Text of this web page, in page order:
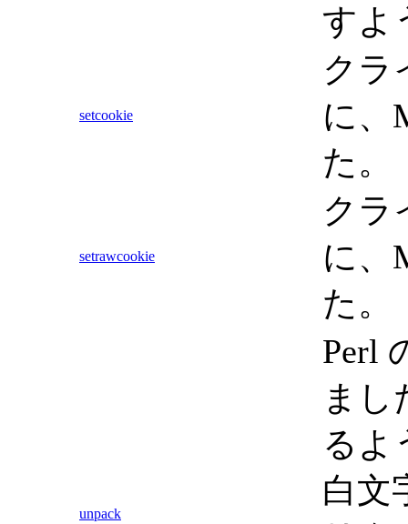
すよ
setcookie
クラ
に、
た。
setrawcookie
クラ
に、
た。
unpack
Perl
まし
るよ
白文